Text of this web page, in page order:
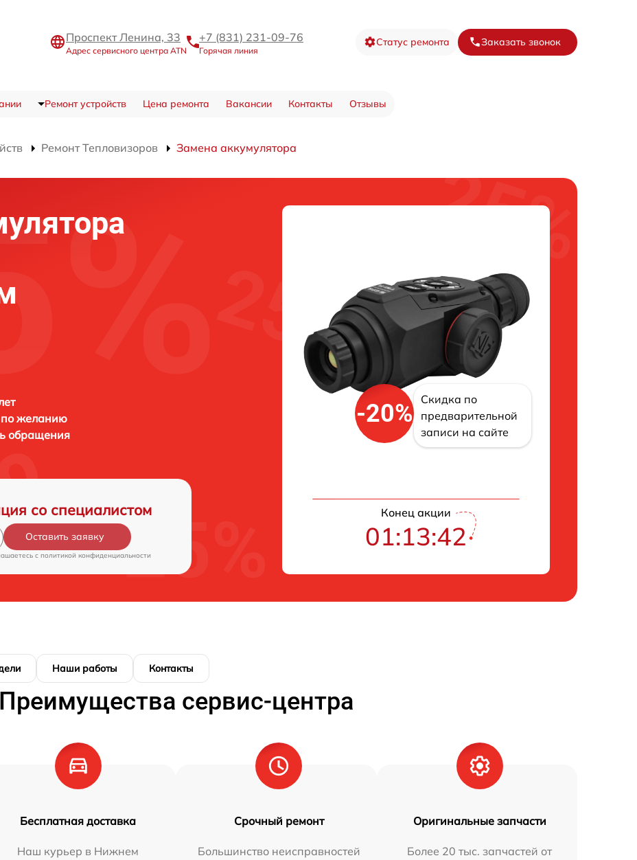
Проспект Ленина, 33
Адрес сервисного центра ATN
+7 (831) 231-09-76
Горячая линия
Статус ремонта Заказать звонок
Ремонт устройств Цена ремонта Вакансии Контакты Отзывы
Ремонт Тепловизоров Замена аккумулятора
по желанию
обращения
со специалистом
Оставить заявку
c политикой конфиденциальности
-20%
Скидка по
предварительной
записи на сайте
Конец акции
01:13:41
Наши работы Контакты
Преимущества сервис-центра
Бесплатная доставка
Наш курьер в Нижнем
Срочный ремонт
Большинство неисправностей
Оригинальные запчасти
Более 20 тыс. запчастей от